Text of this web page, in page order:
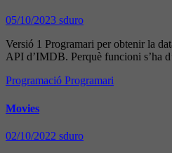
05/10/2023 sduro
Versió 1 Programari per obtenir la
API d’IMDB. Perquè funcioni s’ha
Programació Programari
Movies
02/10/2022 sduro